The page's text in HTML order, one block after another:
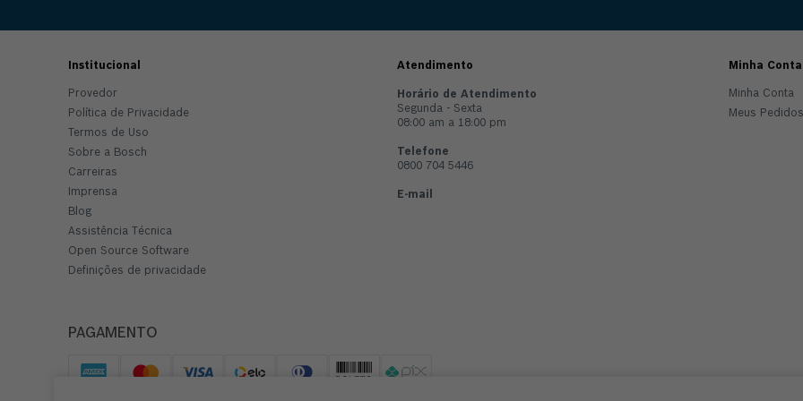
Institucional
Definições de privacidade
Provedor
Política de Privacidade
Termos de Uso
Sobre a Bosch
Carreiras
Imprensa
Blog
Assistência Técnica
Open Source Software
Atendimento
Horário de Atendimento
Segunda - Sexta
08:00 am a 18:00 pm
Telefone
0800 704 5446
E-mail
Minha Conta
Minha Conta
Meus Pedidos
PAGAMENTO